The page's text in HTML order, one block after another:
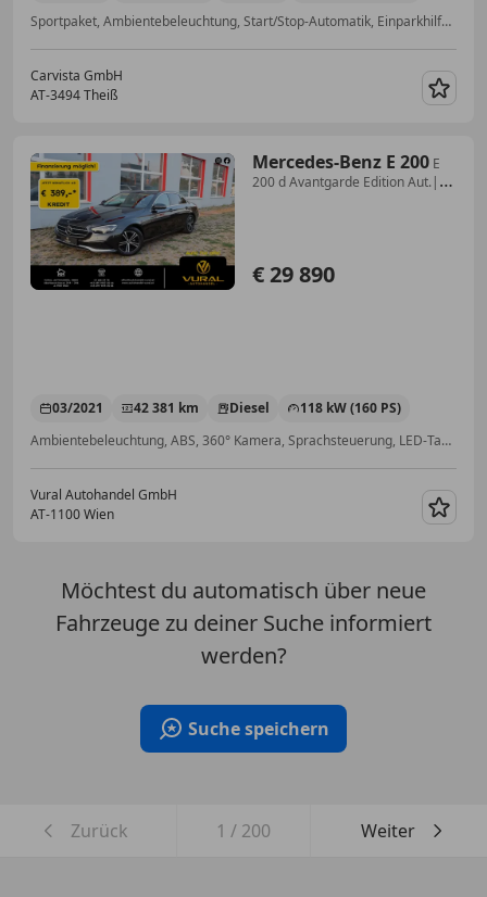
Sportpaket, Ambientebeleuchtung, Start/Stop-Automatik, Einparkhilfe Rückfahrkamera, Spurhalteassistent, Verkehrszeichenerkennung, Elektrische Fensterheber, Getönte Scheiben
Carvista GmbH
AT-3494 Theiß
Mercedes-Benz E 200 E
200 d Avantgarde Edition Aut.|
€ 29 890
03/2021 42 381 km Diesel
118 kW (160 PS)
Ambientebeleuchtung, ABS, 360° Kamera, Sprachsteuerung, LED-Tagfahrlicht, Sommerreifen, Sitzheizung, Touchscreen
Vural Autohandel GmbH
AT-1100 Wien
Möchtest du automatisch über neue
Fahrzeuge zu deiner Suche informiert
werden?
Suche speichern
Zurück 1 / 200 Weiter